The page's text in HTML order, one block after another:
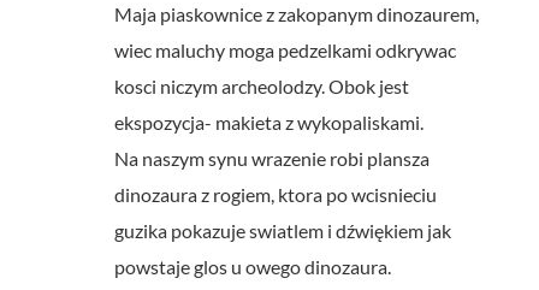
Maja piaskownice z zakopanym dinozaurem,
wiec maluchy moga pedzelkami odkrywac
kosci niczym archeolodzy. Obok jest
ekspozycja- makieta z wykopaliskami.
Na naszym synu wrazenie robi plansza
dinozaura z rogiem, ktora po wcisnieciu
guzika pokazuje swiatlem i dźwiękiem jak
powstaje glos u owego dinozaura.